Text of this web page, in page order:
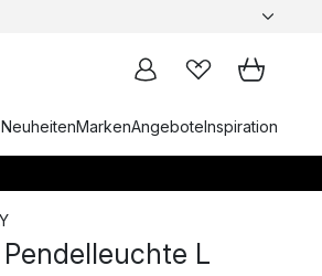
NeuheitenMarkenAngeboteInspiration
L